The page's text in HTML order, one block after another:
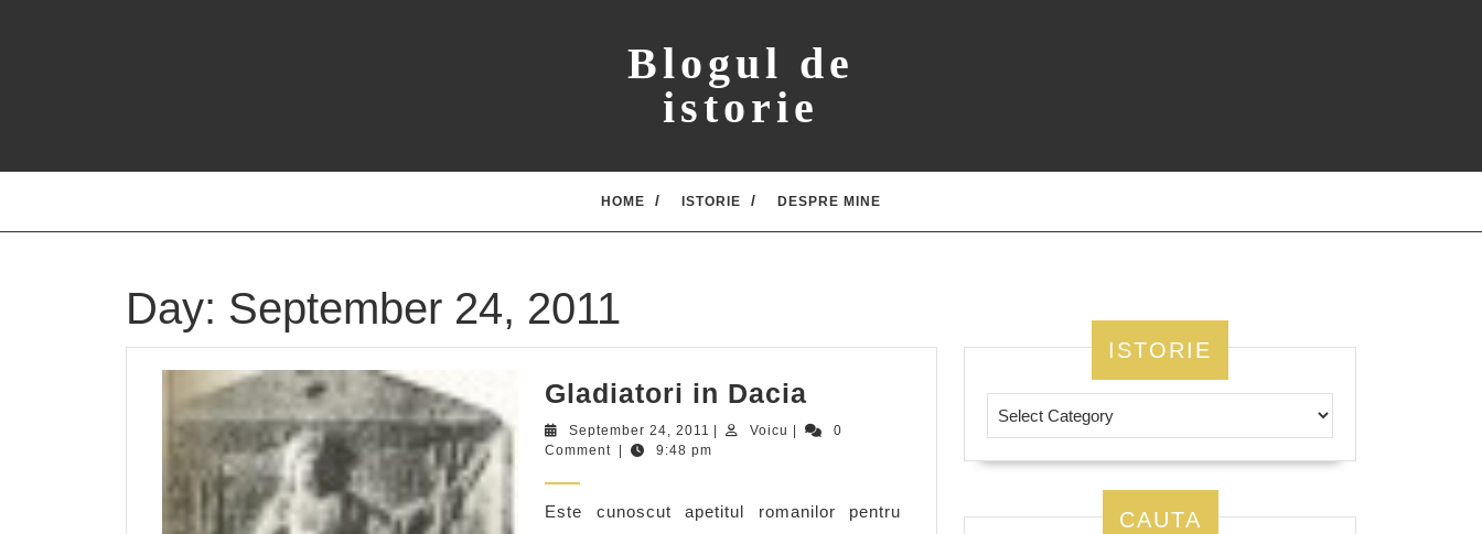
Blogul de
istorie
HOME ISTORIE DESPRE MINE
Day: September 24, 2011
Gladiatori in Dacia
in
September 24, 2011 September
24,
Voicu Voicu
0
Comment
9:48 pm
Este cunoscut apetitul romanilor pentru
ISTORIE
CAUTA